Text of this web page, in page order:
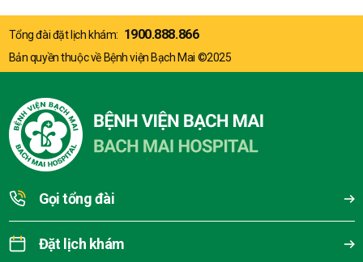
Tổng đài đặt lịch khám: 1900.888.866
Bản quyền thuộc về Bệnh viện Bạch Mai ©2025
Gọi tổng đài
Đặt lịch khám